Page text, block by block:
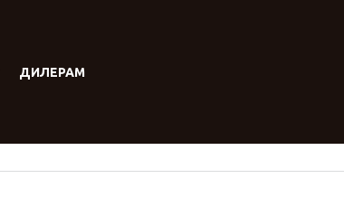
ДИЛЕРАМ